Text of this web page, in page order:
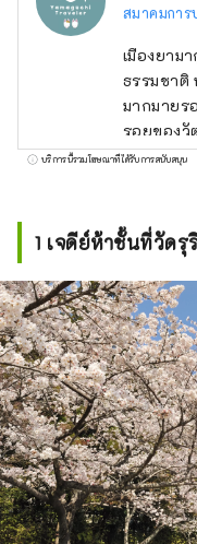
สมาคมการ
เมืองยาม
ธรรมชาติ
มากมายร
รอยของวั
ถนนสายป
เขา
Inland
คุณถูกดึงดู
ยามากุจิที่
บริการนี้รวมโฆษณาที่ได้รับการสนับสนุน
1 เจดีย์ห้าชั้นที่วัด